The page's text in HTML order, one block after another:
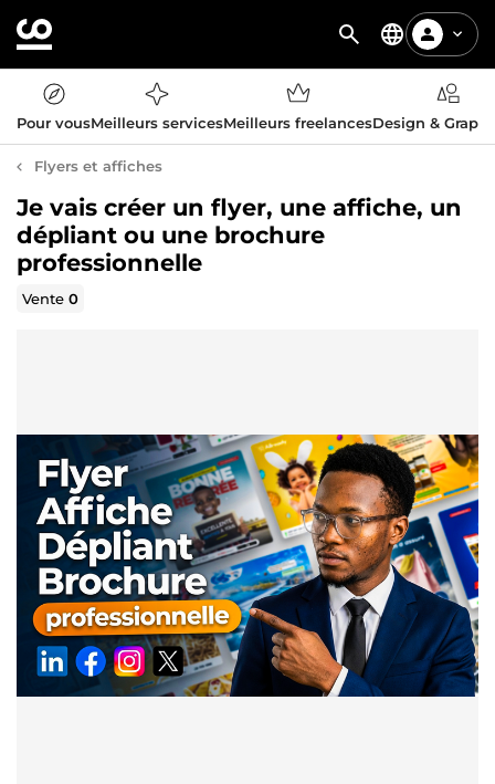
Pour vousMeilleurs servicesMeilleurs freelancesDesign &
Flyers et affiches
Je vais créer un flyer, une affiche, un
dépliant ou une brochure
professionnelle
Vente0